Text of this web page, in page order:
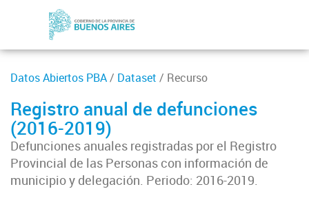
Datos Abiertos PBA/ Dataset / Recurso
Registro anual de defunciones
(2016-2019)
Defunciones anuales registradas por el Registro
Provincial de las Personas con información de
municipio y delegación. Periodo: 2016-2019.